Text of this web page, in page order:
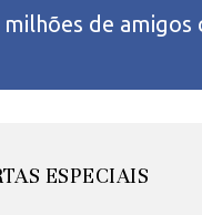
milhões de amigos
ESPECIAIS